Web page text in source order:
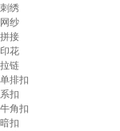
刺绣
网纱
拼接
印花
拉链
单排扣
系扣
牛角扣
暗扣